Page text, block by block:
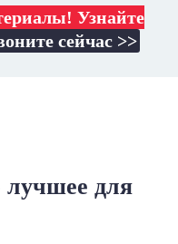
Узнайте
сейчас >>
для